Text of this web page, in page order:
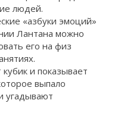
людей.
«азбуки эмоций»
Лантана можно
его на физ
и показывает
выпало
угадывают